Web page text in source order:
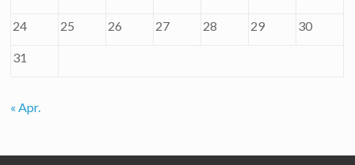
24 25 26 27 28 29 30
31
« Apr.